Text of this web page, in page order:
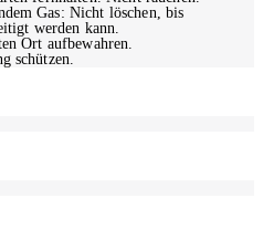
Gas: Nicht löschen, bis
werden kann.
Ort aufbewahren.
schützen.